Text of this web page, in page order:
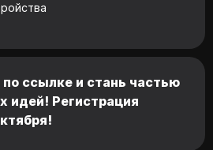
ссылке и стань частью
идей! Регистрация